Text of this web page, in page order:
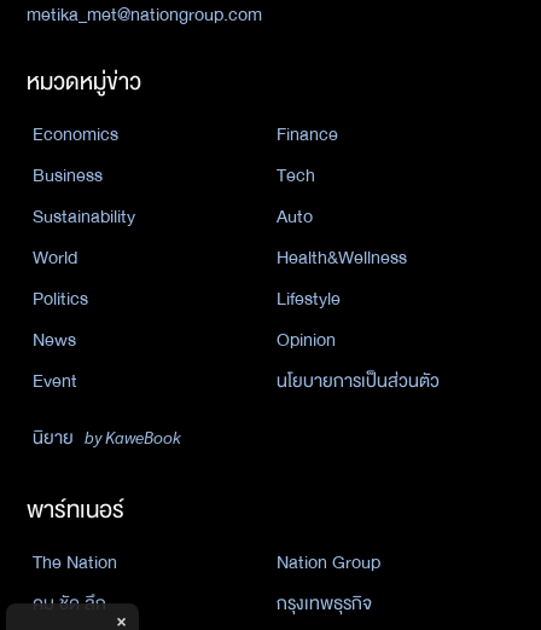
metika_met@nationgroup.com
หมวดหมู่ข่าว
Economics
Finance
Business
Tech
Sustainability
Auto
World
Health&Wellness
Politics
Lifestyle
News
Opinion
Event
นโยบายการเป็นส่วนตัว
นิยาย by KaweBook
พาร์ทเนอร์
The Nation
Nation Group
คม ชัด ลึก
กรุงเทพธุรกิจ
×